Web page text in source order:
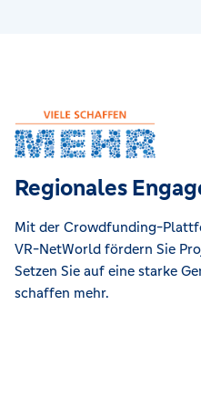
Regionales
Mit der Crowdfunding-
VR-NetWorld fördern Sie
Setzen Sie auf eine starke
schaffen mehr.